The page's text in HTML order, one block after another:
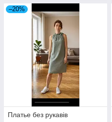
–20%
Платье без рукавів